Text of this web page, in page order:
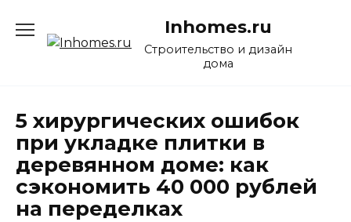
содержанию
Inhomes.ru
Строительство и дизайн
дома
5 хирургических ошибок
при укладке плитки в
деревянном доме: как
сэкономить 40 000 рублей
на переделках